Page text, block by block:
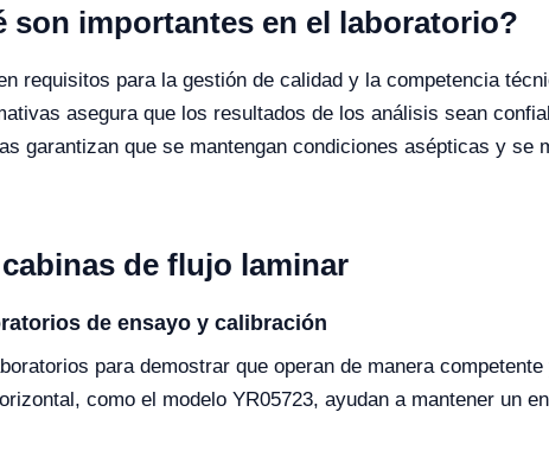
son importantes en el laboratorio?
requisitos para la gestión de calidad y la competencia
asegura que los resultados de los análisis sean
garantizan que se mantengan condiciones asépticas y se
de flujo laminar
de ensayo y calibración
para demostrar que operan de manera
como el modelo YR05723, ayudan a mantener un